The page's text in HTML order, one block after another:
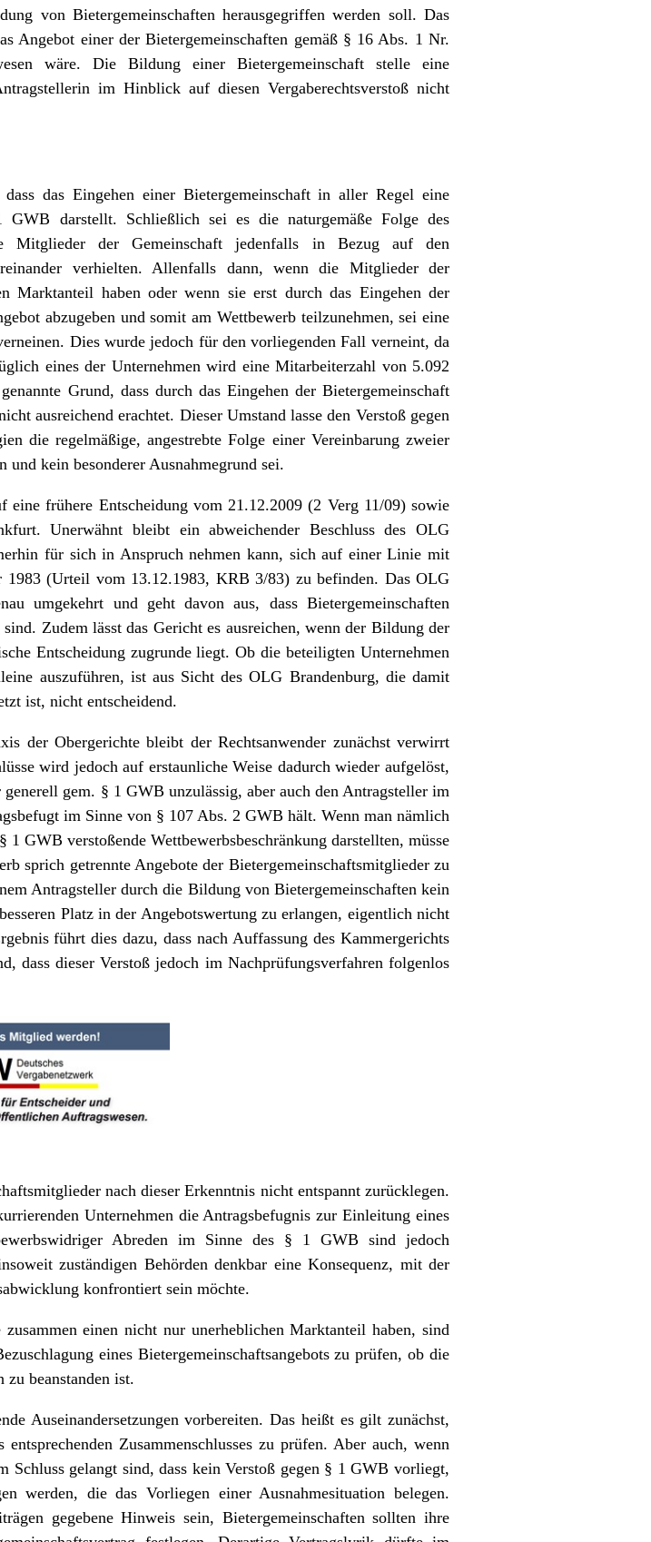
von Bietergemeinschaften herausgegriffen werden soll. Das
Angebot einer der Bietergemeinschaften gemäß § 16 Abs. 1 Nr.
wäre. Die Bildung einer Bietergemeinschaft stelle eine
im Hinblick auf diesen Vergaberechtsverstoß nicht
das Eingehen einer Bietergemeinschaft in aller Regel eine
darstellt. Schließlich sei es die naturgemäße Folge des
Mitglieder der Gemeinschaft jedenfalls in Bezug auf den
verhielten. Allenfalls dann, wenn die Mitglieder der
Marktanteil haben oder wenn sie erst durch das Eingehen der
abzugeben und somit am Wettbewerb teilzunehmen, sei eine
Dies wurde jedoch für den vorliegenden Fall verneint, da
eines der Unternehmen wird eine Mitarbeiterzahl von 5.092
Grund, dass durch das Eingehen der Bietergemeinschaft
ausreichend erachtet. Dieser Umstand lasse den Verstoß gegen
die regelmäßige, angestrebte Folge einer Vereinbarung zweier
und kein besonderer Ausnahmegrund sei.
eine frühere Entscheidung vom 21.12.2009 (2 Verg 11/09) sowie
Unerwähnt bleibt ein abweichender Beschluss des OLG
für sich in Anspruch nehmen kann, sich auf einer Linie mit
1983 (Urteil vom 13.12.1983, KRB 3/83) zu befinden. Das OLG
umgekehrt und geht davon aus, dass Bietergemeinschaften
Zudem lässt das Gericht es ausreichen, wenn der Bildung der
Entscheidung zugrunde liegt. Ob die beteiligten Unternehmen
auszuführen, ist aus Sicht des OLG Brandenburg, die damit
ist, nicht entscheidend.
der Obergerichte bleibt der Rechtsanwender zunächst verwirrt
wird jedoch auf erstaunliche Weise dadurch wieder aufgelöst,
gem. § 1 GWB unzulässig, aber auch den Antragsteller im
im Sinne von § 107 Abs. 2 GWB hält. Wenn man nämlich
1 GWB verstoßende Wettbewerbsbeschränkung darstellten, müsse
sprich getrennte Angebote der Bietergemeinschaftsmitglieder zu
Antragsteller durch die Bildung von Bietergemeinschaften kein
Platz in der Angebotswertung zu erlangen, eigentlich nicht
führt dies dazu, dass nach Auffassung des Kammergerichts
dass dieser Verstoß jedoch im Nachprüfungsverfahren folgenlos
nach dieser Erkenntnis nicht entspannt zurücklegen.
Unternehmen die Antragsbefugnis zur Einleitung eines
Abreden im Sinne des § 1 GWB sind jedoch
zuständigen Behörden denkbar eine Konsequenz, mit der
konfrontiert sein möchte.
einen nicht nur unerheblichen Marktanteil haben, sind
eines Bietergemeinschaftsangebots zu prüfen, ob die
beanstanden ist.
Auseinandersetzungen vorbereiten. Das heißt es gilt zunächst,
Zusammenschlusses zu prüfen. Aber auch, wenn
Schluss gelangt sind, dass kein Verstoß gegen § 1 GWB vorliegt,
werden, die das Vorliegen einer Ausnahmesituation belegen.
gegebene Hinweis sein, Bietergemeinschaften sollten ihre